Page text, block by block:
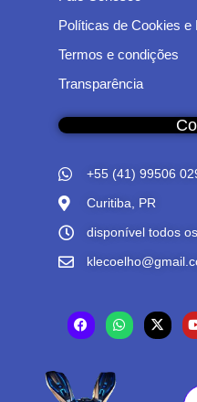
Políticas de Cookies e
Termos e condições
Transparência
+55 (41) 99506
Curitiba, PR
disponível todos